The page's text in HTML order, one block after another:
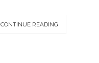
CONTINUE READING